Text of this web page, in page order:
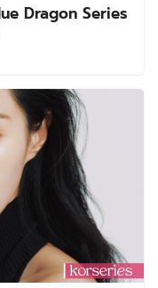
Dragon Series